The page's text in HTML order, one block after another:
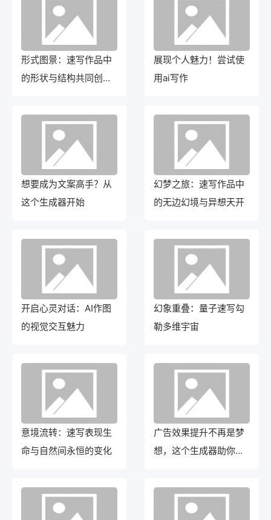
形式图景：速写作品中
的形状与结构共同创造
展现个人魅力！尝试使
用ai写作
想要成为文案高手？从
这个生成器开始
幻梦之旅：速写作品中
的无边幻境与异想天开
开启心灵对话：AI作图
的视觉交互魅力
幻象重叠：量子速写勾
勒多维宇宙
意境流转：速写表现生
命与自然间永恒的变化
广告效果提升不再是梦
想，这个生成器助你一